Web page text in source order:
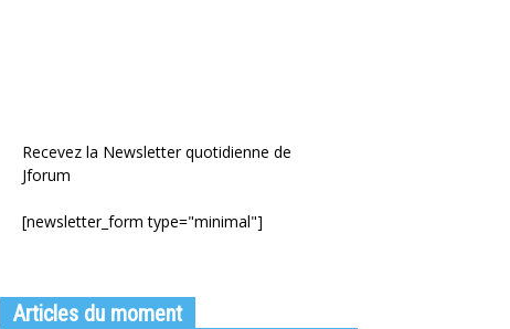
Recevez la Newsletter quotidienne de
Jforum
[newsletter_form type="minimal"]
Articles du moment